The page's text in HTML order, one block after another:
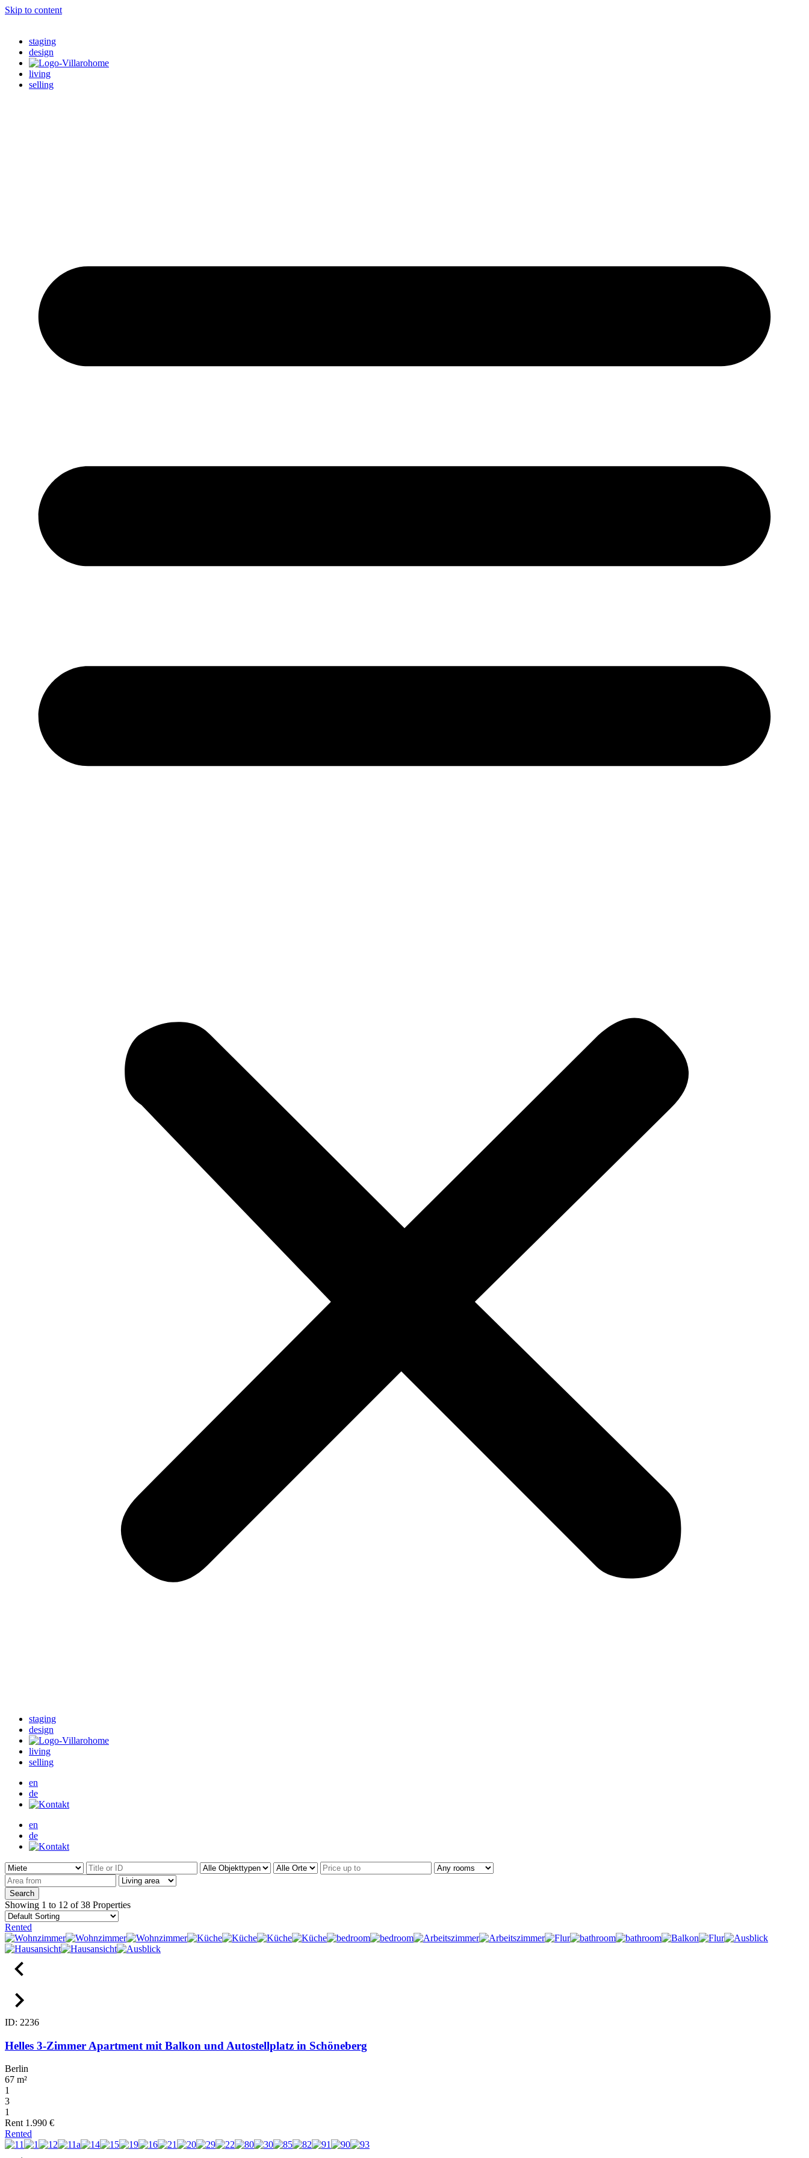
Skip to content
staging
design
living
selling
staging
design
living
selling
en
de
en
de
Search
Showing 1 to 12 of 38 Properties
Rented
ID: 2236
Helles 3-Zimmer Apartment mit Balkon und Autostellplatz in Schöneberg
Berlin
67 m²
1
3
1
Rent 1.990 €
Rented